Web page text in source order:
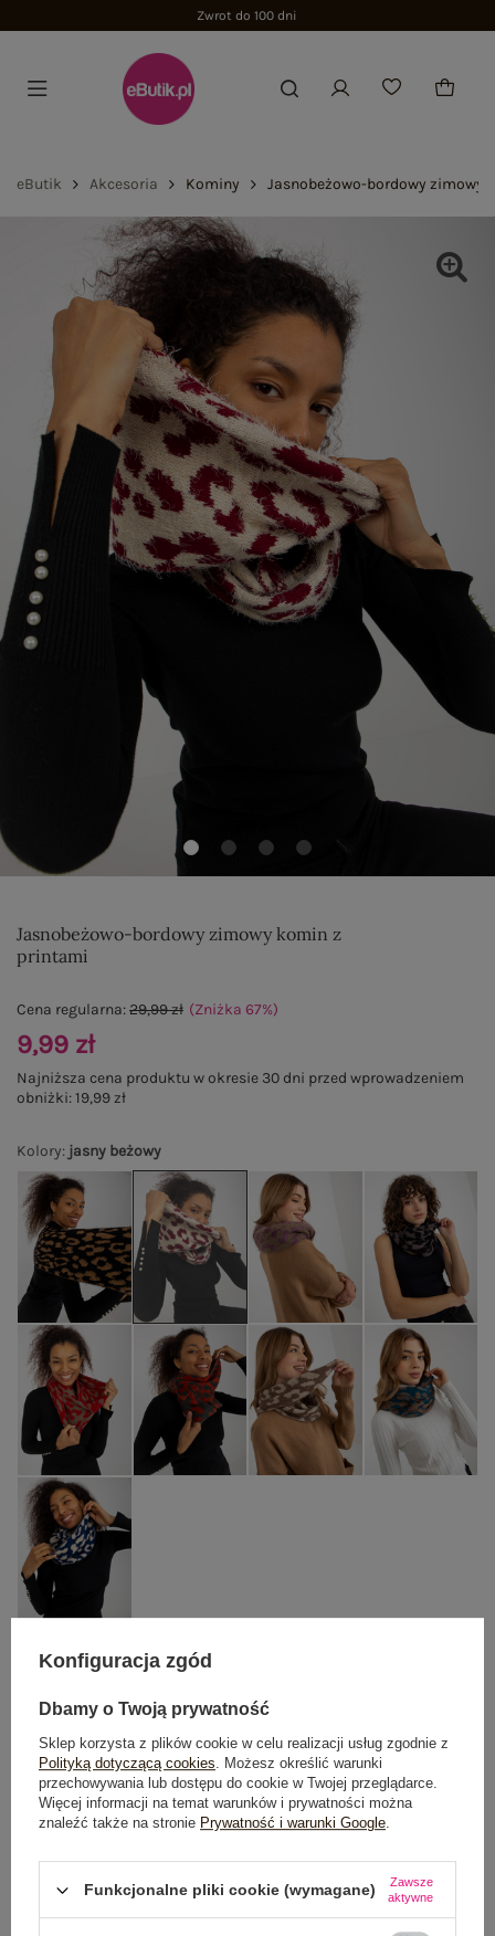
Zwrot do 100 dni
eButik Akcesoria Kominy Jasnobeżowo-bordowy zimowy
Jasnobeżowo-bordowy zimowy komin z
printami
Kolory: jasny beżowy
Cena regularna:29,99 zł (Zniżka 67%)
9,99 zł
Najniższa cena produktu w okresie 30 dni przed wprowadzeniem
obniżki:19,99 zł
DODAJ DO KOSZYKA
Możesz kupić także poprzez:
Dostawaod 7,99 zł
Konfiguracja zgód
Dbamy o Twoją prywatność
Sklep korzysta z plików cookie w celu realizacji usług zgodnie z
Polityką dotyczącą cookies. Możesz określić warunki
przechowywania lub dostępu do cookie w Twojej przeglądarce.
Więcej informacji na temat warunków i prywatności można
znaleźć także na stronie Prywatność i warunki Google.
Funkcjonalne pliki cookie (wymagane)
Zawsze
aktywne